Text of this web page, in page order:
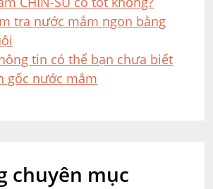
tra nước mắm ngon bằng
tin có thể bạn chưa biết
gốc nước mắm
chuyên mục